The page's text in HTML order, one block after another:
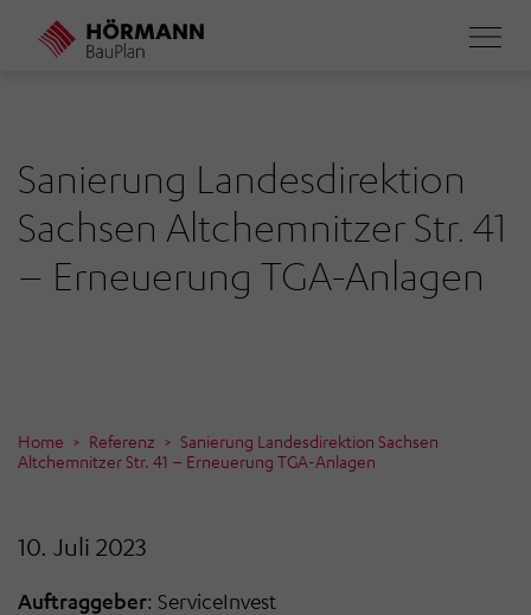
Direkt
Sanierung Landesdirektion
Sachsen Altchemnitzer Str. 41
– Erneuerung TGA-Anlagen
Home Referenz
Sanierung Landesdirektion Sachsen
Altchemnitzer Str. 41 – Erneuerung TGA-Anlagen
10. Juli 2023
Auftraggeber: ServiceInvest